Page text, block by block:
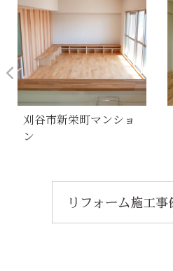
刈谷市新栄町マンショ
ン